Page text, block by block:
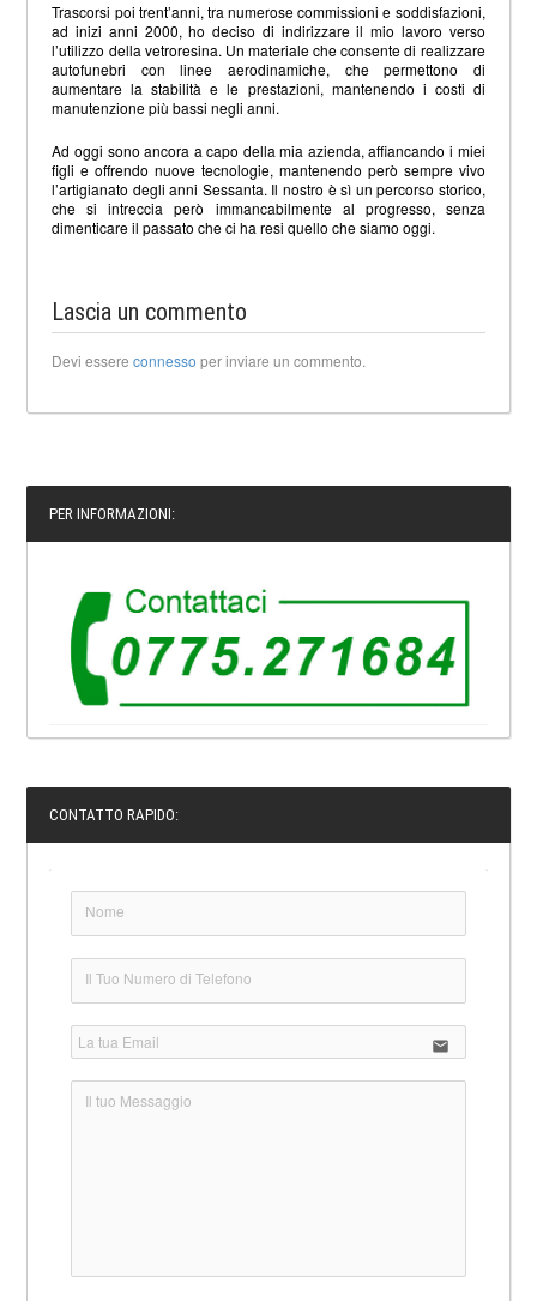
Trascorsi poi trent’anni, tra numerose commissioni e soddisfazioni,
ad inizi anni 2000, ho deciso di indirizzare il mio lavoro verso
l’utilizzo della vetroresina. Un materiale che consente di realizzare
autofunebri con linee aerodinamiche, che permettono di
aumentare la stabilità e le prestazioni, mantenendo i costi di
manutenzione più bassi negli anni.
Ad oggi sono ancora a capo della mia azienda, affiancando i miei
figli e offrendo nuove tecnologie, mantenendo però sempre vivo
l’artigianato degli anni Sessanta. Il nostro è sì un percorso storico,
che si intreccia però immancabilmente al progresso, senza
dimenticare il passato che ci ha resi quello che siamo oggi.
Lascia un commento
Devi essereconnesso per inviare un commento.
PER INFORMAZIONI:
CONTATTO RAPIDO:
email